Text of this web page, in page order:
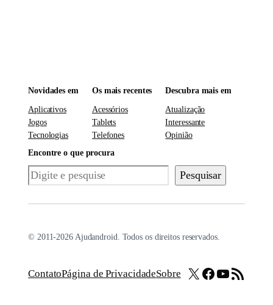
Novidades em
Aplicativos
Jogos
Tecnologias
Os mais recentes
Acessórios
Tablets
Telefones
Descubra mais em
Atualização
Interessante
Opinião
Encontre o que procura
Pesquisar Pesquisar
© 2011-2026 Ajudandroid. Todos os direitos reservados.
ContatoPágina de PrivacidadeSobre X Facebook
Youtube
Feed RSS